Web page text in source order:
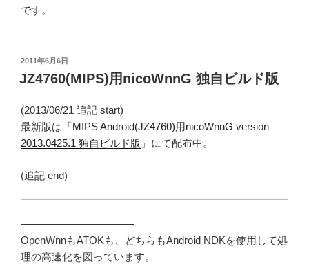
です。
投
稿
日:
2011年6月6日
JZ4760(MIPS)用nicoWnnG 独自ビルド版
(2013/06/21 追記 start)
最新版は「MIPS Android(JZ4760)用nicoWnnG version
2013.0425.1 独自ビルド版 」にて配布中。
(追記 end)
———————————
OpenWnnもATOKも、どちらもAndroid NDKを使用して処
理の高速化を図っています。